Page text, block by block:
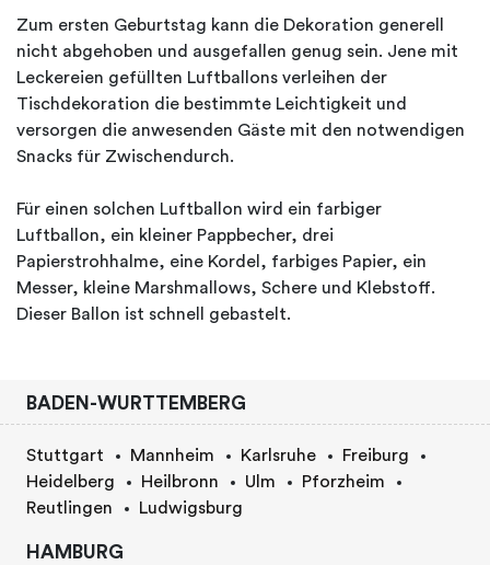
Zum ersten Geburtstag kann die Dekoration generell
nicht abgehoben und ausgefallen genug sein. Jene mit
Leckereien gefüllten Luftballons verleihen der
Tischdekoration die bestimmte Leichtigkeit und
versorgen die anwesenden Gäste mit den notwendigen
Snacks für Zwischendurch.
Für einen solchen Luftballon wird ein farbiger
Luftballon, ein kleiner Pappbecher, drei
Papierstrohhalme, eine Kordel, farbiges Papier, ein
Messer, kleine Marshmallows, Schere und Klebstoff.
Dieser Ballon ist schnell gebastelt.
BADEN-WURTTEMBERG
Stuttgart Mannheim Karlsruhe
Freiburg
Heidelberg
Heilbronn Ulm
Pforzheim
Reutlingen
Ludwigsburg
HAMBURG